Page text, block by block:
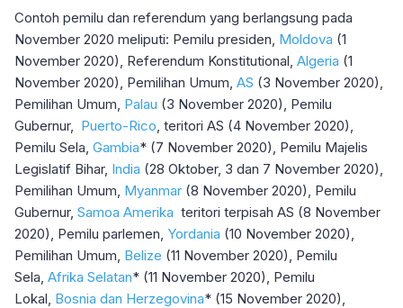
Contoh pemilu dan referendum yang berlangsung pada
November 2020 meliputi: Pemilu presiden, Moldova (1
November 2020), Referendum Konstitutional, Algeria (1
November 2020), Pemilihan Umum, AS (3 November 2020),
Pemilihan Umum, Palau (3 November 2020), Pemilu
Gubernur, Puerto-Rico , teritori AS (4 November 2020),
Pemilu Sela, Gambia* (7 November 2020), Pemilu Majelis
Legislatif Bihar, India (28 Oktober, 3 dan 7 November 2020),
Pemilihan Umum, Myanmar (8 November 2020), Pemilu
Gubernur, Samoa Amerika teritori terpisah AS (8 November
2020), Pemilu parlemen, Yordania (10 November 2020),
Pemilihan Umum, Belize (11 November 2020), Pemilu
Sela, Afrika Selatan* (11 November 2020), Pemilu
Lokal, Bosnia dan Herzegovina* (15 November 2020),